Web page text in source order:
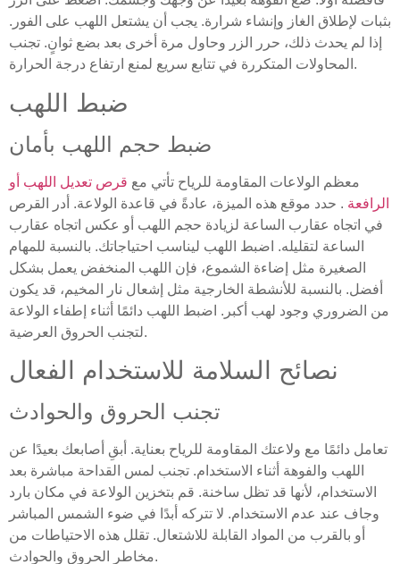
بثبات لإطلاق الغاز وإنشاء شرارة. يجب أن يشتعل اللهب على الفور.
إذا لم يحدث ذلك، حرر الزر وحاول مرة أخرى بعد بضع ثوانٍ. تجنب
المحاولات المتكررة في تتابع سريع لمنع ارتفاع درجة الحرارة.
ضبط اللهب
ضبط حجم اللهب بأمان
معظم الولاعات المقاومة للرياح تأتي مع قرص تعديل اللهب أو
الرافعة . حدد موقع هذه الميزة، عادةً في قاعدة الولاعة. أدر القرص
في اتجاه عقارب الساعة لزيادة حجم اللهب أو عكس اتجاه عقارب
الساعة لتقليله. اضبط اللهب ليناسب احتياجاتك. بالنسبة للمهام
الصغيرة مثل إضاءة الشموع، فإن اللهب المنخفض يعمل بشكل
أفضل. بالنسبة للأنشطة الخارجية مثل إشعال نار المخيم، قد يكون
من الضروري وجود لهب أكبر. اضبط اللهب دائمًا أثناء إطفاء الولاعة
لتجنب الحروق العرضية.
نصائح السلامة للاستخدام الفعال
تجنب الحروق والحوادث
تعامل دائمًا مع ولاعتك المقاومة للرياح بعناية. أبقِ أصابعك بعيدًا عن
اللهب والفوهة أثناء الاستخدام. تجنب لمس القداحة مباشرة بعد
الاستخدام، لأنها قد تظل ساخنة. قم بتخزين الولاعة في مكان بارد
وجاف عند عدم الاستخدام. لا تتركه أبدًا في ضوء الشمس المباشر
أو بالقرب من المواد القابلة للاشتعال. تقلل هذه الاحتياطات من
مخاطر الحروق والحوادث.